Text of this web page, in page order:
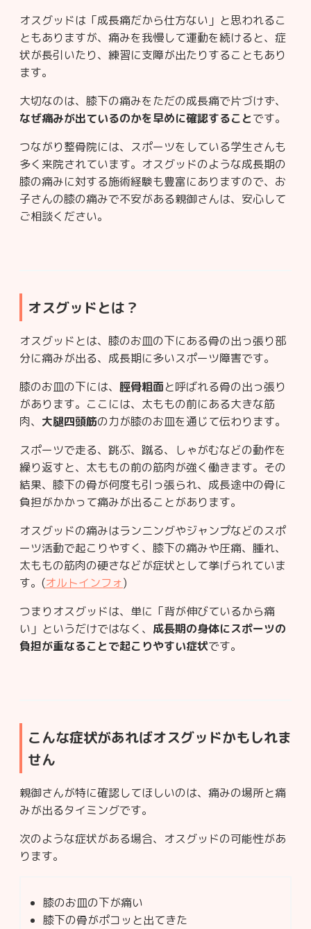
オスグッドは「成長痛だから仕方ない」と思われるこ
ともありますが、痛みを我慢して運動を続けると、症
状が長引いたり、練習に支障が出たりすることもあり
ます。
大切なのは、膝下の痛みをただの成長痛で片づけず、
なぜ痛みが出ているのかを早めに確認することです。
つながり整骨院には、スポーツをしている学生さんも
多く来院されています。オスグッドのような成長期の
膝の痛みに対する施術経験も豊富にありますので、お
子さんの膝の痛みで不安がある親御さんは、安心して
ご相談ください。
オスグッドとは？
オスグッドとは、膝のお皿の下にある骨の出っ張り部
分に痛みが出る、成長期に多いスポーツ障害です。
膝のお皿の下には、 脛骨粗面と呼ばれる骨の出っ張り
があります。ここには、太ももの前にある大きな筋
肉、 大腿四頭筋の力が膝のお皿を通じて伝わります。
スポーツで走る、跳ぶ、蹴る、しゃがむなどの動作を
繰り返すと、太ももの前の筋肉が強く働きます。その
結果、膝下の骨が何度も引っ張られ、成長途中の骨に
負担がかかって痛みが出ることがあります。
オスグッドの痛みはランニングやジャンプなどのスポ
ーツ活動で起こりやすく、膝下の痛みや圧痛、腫れ、
太ももの筋肉の硬さなどが症状として挙げられていま
す。(オルトインフォ)
つまりオスグッドは、単に「背が伸びているから痛
い」というだけではなく、 成長期の身体にスポーツの
負担が重なることで起こりやすい症状です。
こんな症状があればオスグッドかもしれま
せん
親御さんが特に確認してほしいのは、痛みの場所と痛
みが出るタイミングです。
次のような症状がある場合、オスグッドの可能性があ
ります。
膝のお皿の下が痛い
膝下の骨がポコッと出てきた